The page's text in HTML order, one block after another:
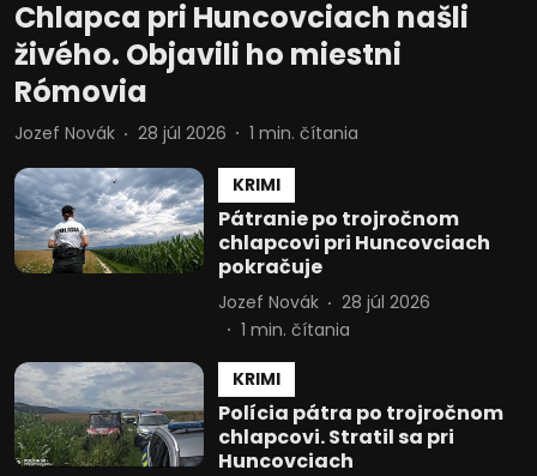
Chlapca pri Huncovciach našli
živého. Objavili ho miestni
Rómovia
Jozef Novák 28 júl 2026 1 min. čítania
KRIMI
Pátranie po trojročnom
chlapcovi pri Huncovciach
pokračuje
Jozef Novák
28 júl 2026
1 min. čítania
KRIMI
Polícia pátra po trojročnom
chlapcovi. Stratil sa pri
Huncovciach